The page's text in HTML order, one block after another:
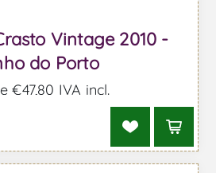
Vintage 2010 -
do Porto
€47,80 IVA incl.